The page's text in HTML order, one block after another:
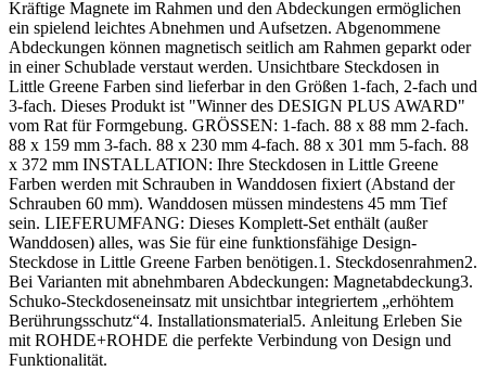
Kräftige Magnete im Rahmen und den Abdeckungen ermöglichen
ein spielend leichtes Abnehmen und Aufsetzen. Abgenommene
Abdeckungen können magnetisch seitlich am Rahmen geparkt oder
in einer Schublade verstaut werden. Unsichtbare Steckdosen in
Little Greene Farben sind lieferbar in den Größen 1-fach, 2-fach und
3-fach. Dieses Produkt ist "Winner des DESIGN PLUS AWARD"
vom Rat für Formgebung. GRÖSSEN: 1-fach. 88 x 88 mm 2-fach.
88 x 159 mm 3-fach. 88 x 230 mm 4-fach. 88 x 301 mm 5-fach. 88
x 372 mm INSTALLATION: Ihre Steckdosen in Little Greene
Farben werden mit Schrauben in Wanddosen fixiert (Abstand der
Schrauben 60 mm). Wanddosen müssen mindestens 45 mm Tief
sein. LIEFERUMFANG: Dieses Komplett-Set enthält (außer
Wanddosen) alles, was Sie für eine funktionsfähige Design-
Steckdose in Little Greene Farben benötigen.1. Steckdosenrahmen2.
Bei Varianten mit abnehmbaren Abdeckungen: Magnetabdeckung3.
Schuko-Steckdoseneinsatz mit unsichtbar integriertem „erhöhtem
Berührungsschutz“4. Installationsmaterial5. Anleitung Erleben Sie
mit ROHDE+ROHDE die perfekte Verbindung von Design und
Funktionalität.